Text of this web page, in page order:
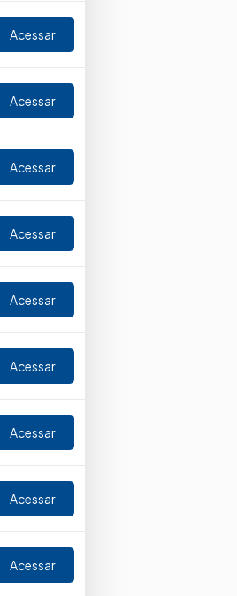
Acessar
Acessar
Acessar
Acessar
Acessar
Acessar
Acessar
Acessar
Acessar